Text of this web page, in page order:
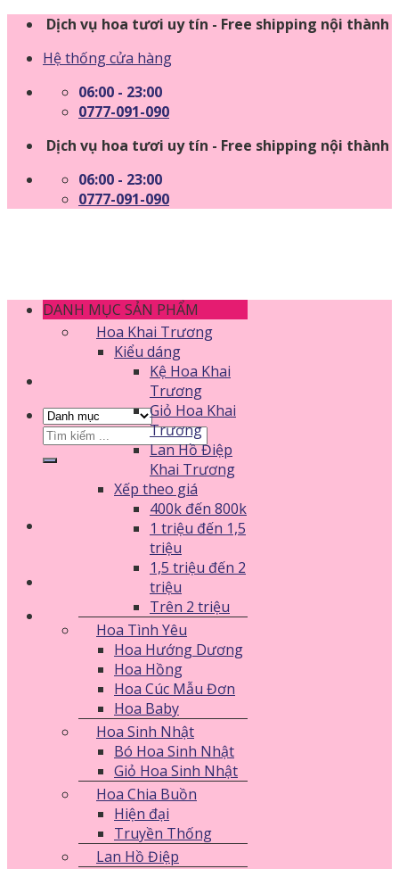
Skip
content
Dịch vụ hoa tươi uy tín - Free shipping nội thành
Hệ thống cửa hàng
06:00 - 23:00
0777-091-090
Dịch vụ hoa tươi uy tín - Free shipping nội thành
06:00 - 23:00
0777-091-090
Tìm
kiếm:
DANH MỤC SẢN PHẨM
Hoa Khai Trương
Kiểu dáng
Kệ Hoa Khai
Trương
Giỏ Hoa Khai
Trương
Lan Hồ Điệp
Khai Trương
Xếp theo giá
400k đến 800k
1 triệu đến 1,5
triệu
1,5 triệu đến 2
triệu
Trên 2 triệu
Hoa Tình Yêu
Hoa Hướng Dương
Hoa Hồng
Hoa Cúc Mẫu Đơn
Hoa Baby
Hoa Sinh Nhật
Bó Hoa Sinh Nhật
Giỏ Hoa Sinh Nhật
Hoa Chia Buồn
Hiện đại
Truyền Thống
Lan Hồ Điệp